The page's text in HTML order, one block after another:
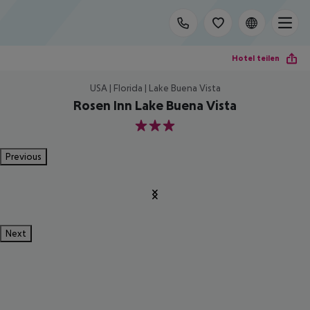
Hotel teilen
USA | Florida | Lake Buena Vista
Rosen Inn Lake Buena Vista
3
Previous
Next